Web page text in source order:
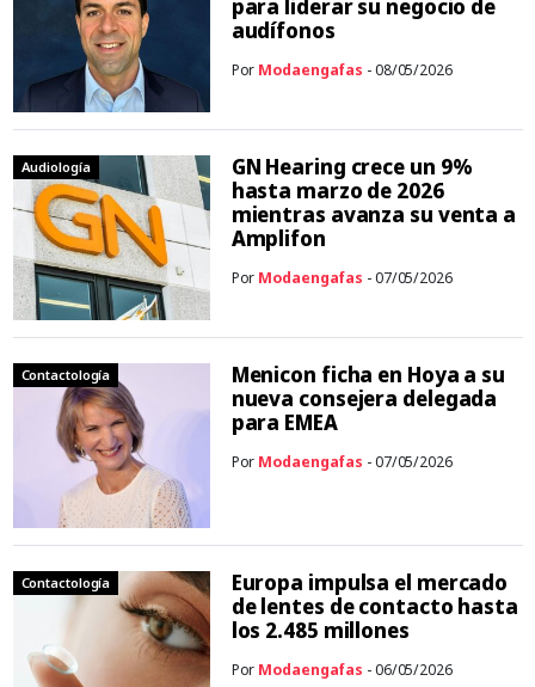
para liderar su negocio de
audífonos
Por Modaengafas - 08/05/2026
Audiología
GN Hearing crece un 9%
hasta marzo de 2026
mientras avanza su venta a
Amplifon
Por Modaengafas - 07/05/2026
Contactología
Menicon ficha en Hoya a su
nueva consejera delegada
para EMEA
Por Modaengafas - 07/05/2026
Contactología
Europa impulsa el mercado
de lentes de contacto hasta
los 2.485 millones
Por Modaengafas - 06/05/2026